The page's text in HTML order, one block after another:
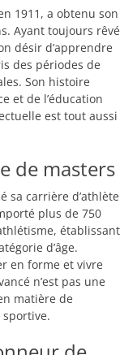
1911, a obtenu son
Ayant toujours rêvé
désir d’apprendre
des périodes de
Son histoire
et de l’éducation
est tout aussi
de masters
sa carrière d’athlète
plus de 750
établissant
d’âge.
en forme et vivre
n’est pas une
matière de